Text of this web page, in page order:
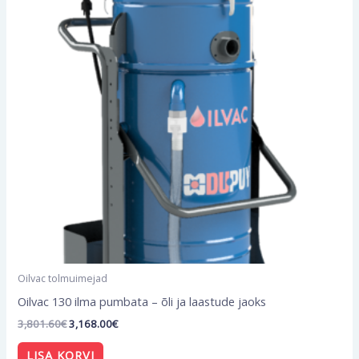
Oilvac tolmuimejad
Oilvac 130 ilma pumbata – õli ja laastude jaoks
3,801.60€3,168.00€
LISA KORVI